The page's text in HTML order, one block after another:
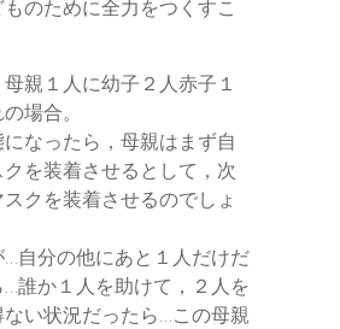
のために全力をつくすこ
親１人に幼子２人赤子１
場合。
なったら，母親はまず自
を装着させるとして，次
クを装着させるのでしょ
自分の他にあと１人だけだ
誰か１人を助けて，２人を
い状況だったら…この母親